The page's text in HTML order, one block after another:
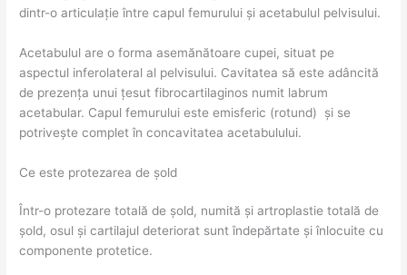
dintr-o articulație între capul femurului și acetabulul pelvisului.
Acetabulul are o forma asemănătoare cupei, situat pe
aspectul inferolateral al pelvisului. Cavitatea să este adâncită
de prezența unui țesut fibrocartilaginos numit labrum
acetabular. Capul femurului este emisferic (rotund) și se
potrivește complet în concavitatea acetabulului.
Ce este protezarea de șold
Într-o protezare totală de șold, numită și artroplastie totală de
șold, osul și cartilajul deteriorat sunt îndepărtate și înlocuite cu
componente protetice.